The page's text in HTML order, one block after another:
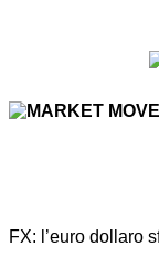
FX: l’euro dollaro